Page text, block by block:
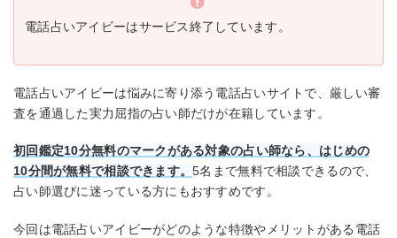
電話占いアイビーはサービス終了しています。
電話占いアイビーは悩みに寄り添う電話占いサイトで、厳しい審
査を通過した実力屈指の占い師だけが在籍しています。
初回鑑定10分無料のマークがある対象の占い師なら、はじめの
10分間が無料で相談できます。5名まで無料で相談できるので、
占い師選びに迷っている方にもおすすめです。
今回は電話占いアイビーがどのような特徴やメリットがある電話